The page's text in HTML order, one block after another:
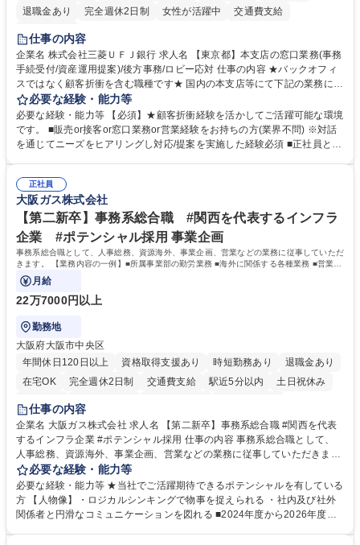
退職金あり
完全週休2日制 女性が活躍中
交通費支給
土日祝休み
仕事の内容
企業名 株式会社三菱ＵＦＪ銀行 求人名 【東京都】本支店の窓口業務(事務
手続受付/資産運用提案)/後方事務/ロビー応対 仕事の内容 ★バックオフィ
スではなく顧客折衝を含む職種です★ 国内の本支店等にて下記の業務に従
事していただきます。 ■窓口/後方/ロビーにて事務手続等の受付・オペレ
ーション、お客様対応 ■窓口にて、ご来店された個人のお客様に対して金
融商品のご提案 ■効率的な事務運用の検討・構築等 ≪業務紹介：ご応募前
に必ずご覧ください≫ ※記事 https://www.mysite.bk.mufg.jp/career/circle/
必要な経験・能力等
必要な経験・能力等 【必須】★顧客折衝経験を活かしてご活躍可能な環境
です。 ■販売or接客or窓口業務or営業経験をお持ちの方(業界不問) ※対話
を通じてニーズをヒアリングし対応/提案を実施した経験必須 ■正社員とし
るので安心して入行いただけます。 幅広いキャリアの選択肢があり、公募
や社内副業等を活用し、 一人ひとりが挑戦できるカルチャーが浸透してい
ます。 学歴・資格 学歴：大学院 大学 高専 短大 専修学校 高校 語学力：
資格：
正社員
大阪ガス株式会社
【第二新卒】事務系総合職 #関西を代表するインフラ
企業 #ポテンシャル採用 事業企画
事務系総合職として、人事総務、資源海外、事業企画、営業などの業務に従事していただ
きます。 【業務内容の一例】■所属事業部の勤労業務 ■海外に関係する各種業務 ■営業部
門の企画スタッフ、ルート営業
月給
22万7000円以上
勤務地
大阪府大阪市中央区
年間休日120日以上
資格取得支援あり 時短勤務あり
退職金あり
在宅OK
完全週休2日制 交通費支給 駅近5分以内
土日祝休み
服装自由
第二新卒歓迎
仕事の内容
企業名 大阪ガス株式会社 求人名 【第二新卒】事務系総合職 #関西を代表
するインフラ企業 #ポテンシャル採用 仕事の内容 事務系総合職として、
人事総務、資源海外、事業企画、営業などの業務に従事していただきま
す。 【業務内容の一例】■所属事業部の勤労業務 ■海外に関係する各種業
務 ■営業部門の企画スタッフ、ルート営業 【キャリアパス】入社後の配属
ポジションで一定期間ご活躍頂いた後、本人の適性及び将来のキャリアを
鑑みてジョブローテーションを行います。 【育成】OJTでの現場育成や研
必要な経験・能力等
必要な経験・能力等 ★当社でご活躍期待できるポテンシャルを有している
方 【人物像】・ロジカルシンキングで物事を捉えられる ・社内及び社外
関係者と円滑なコミュニケーションを図れる ■2024年度から2026年度ま